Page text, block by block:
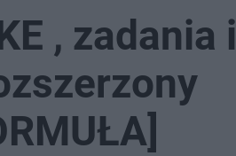
, zadania i